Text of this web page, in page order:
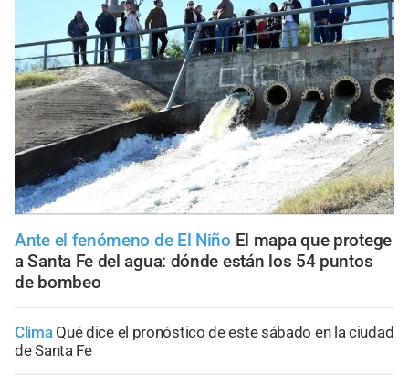
Ante el fenómeno de El Niño El mapa que protege
a Santa Fe del agua: dónde están los 54 puntos
de bombeo
Clima Qué dice el pronóstico de este sábado en la ciudad
de Santa Fe